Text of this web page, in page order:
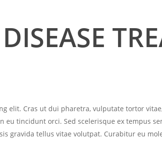
DISEASE
elit. Cras ut dui pharetra, vulputate tortor
tincidunt orci. Sed scelerisque ex tempus
gravida tellus vitae volutpat. Curabitur eu